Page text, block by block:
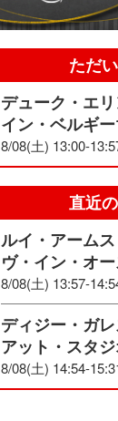
ただ
デューク・エ
イン・ベルギ
8/08(土) 13:00-
直近
ルイ・アーム
ヴ・イン・オ
8/08(土) 13:57-
ディジー・ガ
アット・スタ
8/08(土) 14:54-